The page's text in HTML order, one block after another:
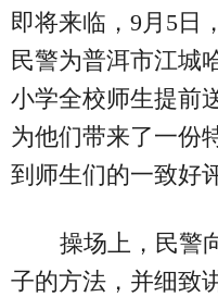
即将来临，9月5日
民警为普洱市江城
小学全校师生提前
为他们带来了一份
到师生们的一致好
操场上，民警
子的方法，并细致